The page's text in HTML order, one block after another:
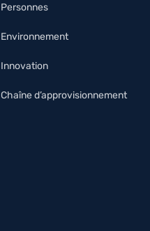
Personnes
Environnement
Innovation
Chaîne d’approvisionnement